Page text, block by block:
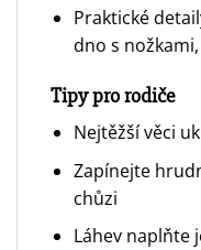
Praktické
dno s
Tipy pro rodiče
Nejtěžší věci
Zapínejte
chůzi
Láhev naplňte